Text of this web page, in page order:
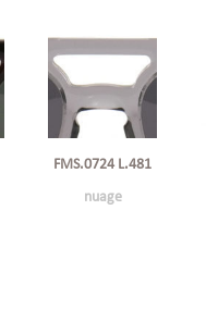
FMS.0724 L.481
nuage